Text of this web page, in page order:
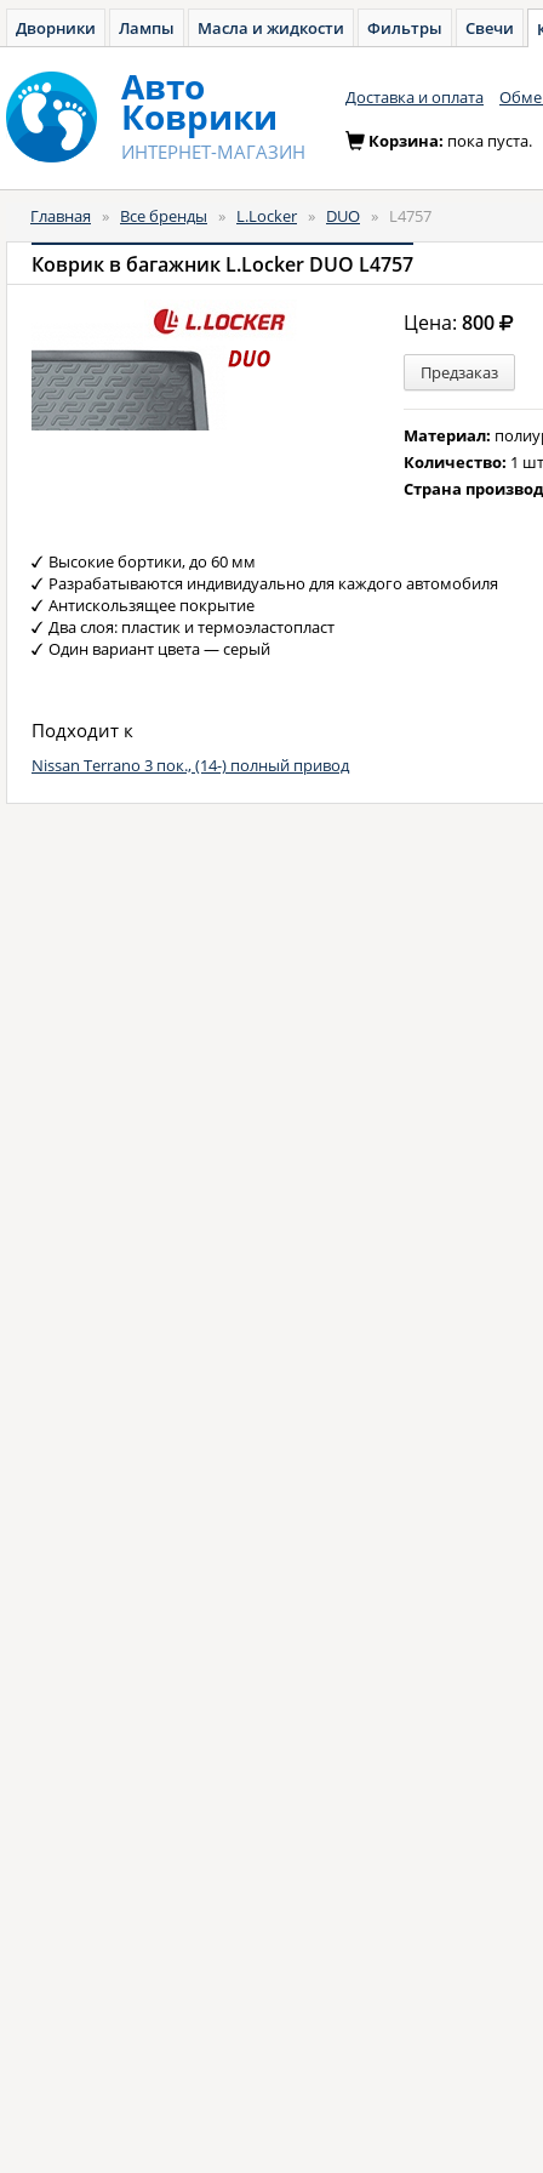
Дворники Лампы Масла и жидкости Фильтры Свечи
Авто
Коврики
ИНТЕРНЕТ-МАГАЗИН
Доставка и оплата
Корзина: пока пуста.
Главная » Все бренды » L.Locker » DUO » L4757
Коврик в багажник L.Locker DUO L4757
Цена:800
Предзаказ
Материал:
Количество: 1
Страна
Высокие бортики, до 60 мм
Разрабатываются индивидуально для каждого автомобиля
Антискользящее покрытие
Два слоя: пластик и термоэластопласт
Один вариант цвета — серый
Подходит к
Nissan Terrano 3 пок., (14-) полный привод